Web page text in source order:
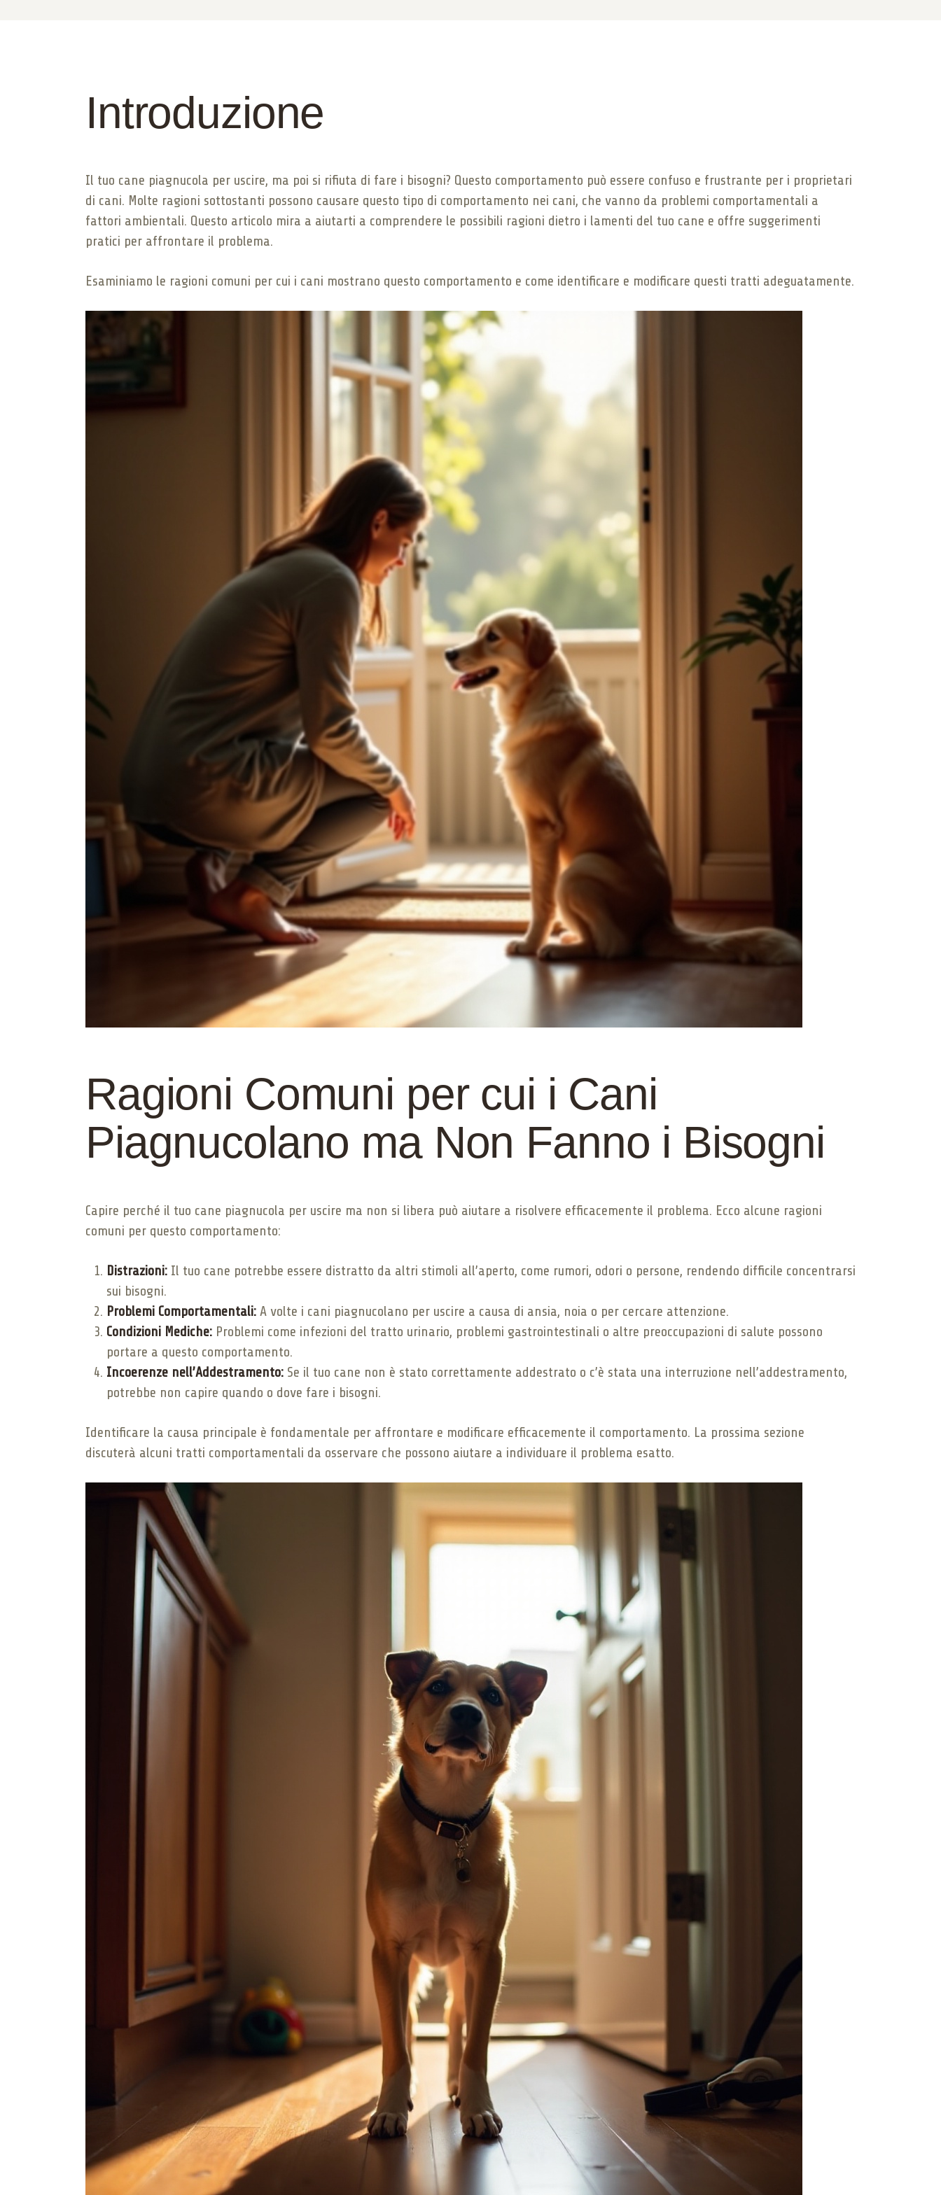
Introduzione
Il tuo cane piagnucola per uscire, ma poi si rifiuta di fare i bisogni? Questo comportamento può essere confuso e frustrante per i proprietari
di cani. Molte ragioni sottostanti possono causare questo tipo di comportamento nei cani, che vanno da problemi comportamentali a
fattori ambientali. Questo articolo mira a aiutarti a comprendere le possibili ragioni dietro i lamenti del tuo cane e offre suggerimenti
pratici per affrontare il problema.
Esaminiamo le ragioni comuni per cui i cani mostrano questo comportamento e come identificare e modificare questi tratti adeguatamente.
Ragioni Comuni per cui i Cani
Piagnucolano ma Non Fanno i Bisogni
Capire perché il tuo cane piagnucola per uscire ma non si libera può aiutare a risolvere efficacemente il problema. Ecco alcune ragioni
comuni per questo comportamento:
Distrazioni: Il tuo cane potrebbe essere distratto da altri stimoli all’aperto, come rumori, odori o persone, rendendo difficile concentrarsi
sui bisogni.
Problemi Comportamentali: A volte i cani piagnucolano per uscire a causa di ansia, noia o per cercare attenzione.
Condizioni Mediche: Problemi come infezioni del tratto urinario, problemi gastrointestinali o altre preoccupazioni di salute possono
portare a questo comportamento.
Incoerenze nell’Addestramento: Se il tuo cane non è stato correttamente addestrato o c’è stata una interruzione nell’addestramento,
potrebbe non capire quando o dove fare i bisogni.
Identificare la causa principale è fondamentale per affrontare e modificare efficacemente il comportamento. La prossima sezione
discuterà alcuni tratti comportamentali da osservare che possono aiutare a individuare il problema esatto.